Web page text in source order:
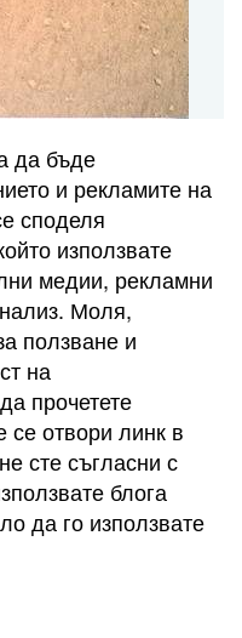
да бъде
и рекламите на
споделя
използвате
медии, рекламни
Моля,
ползване и
на
прочетете
се отвори линк в
сте съгласни с
блога
да го използвате